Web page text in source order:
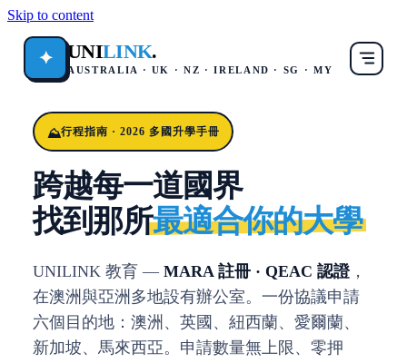
Skip to content
✦ UNILINK.
AUSTRALIA · UK · NZ · IRELAND · SG · MY
行程指南 · 2026 多國升學手冊
跨越每一道國界
找到那所最適合你的大學
UNILINK 教育 — MARA 註冊 · QEAC 認證，
在澳洲與亞洲多地設有辦公室。一份協議申請
六個目的地：澳洲、英國、紐西蘭、愛爾蘭、
新加坡、馬來西亞。申請數量無上限、零押